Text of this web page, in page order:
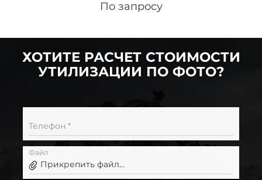
По запросу
ХОТИТЕ РАСЧЕТ СТОИМОСТИ
УТИЛИЗАЦИИ ПО ФОТО?
Телефон *
Файл
Прикрепить файл...